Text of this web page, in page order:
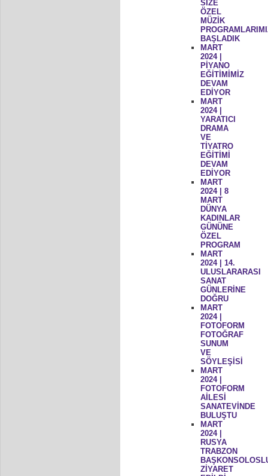
SİZE
ÖZEL
MÜZİK
BAŞLADIK
MART
2024 |
PİYANO
EĞİTİMİMİZ
DEVAM
EDİYOR
MART
2024 |
YARATICI
DRAMA
VE
TİYATRO
EĞİTİMİ
DEVAM
EDİYOR
MART
2024 | 8
MART
DÜNYA
KADINLAR
GÜNÜNE
ÖZEL
PROGRAM
MART
2024 | 14.
ULUSLARARASI
SANAT
GÜNLERİNE
DOĞRU
MART
2024 |
FOTOFORM
FOTOĞRAF
SUNUM
VE
SÖYLEŞİSİ
MART
2024 |
FOTOFORM
AİLESİ
SANATEVİNDE
BULUŞTU
MART
2024 |
RUSYA
TRABZON
ZİYARET